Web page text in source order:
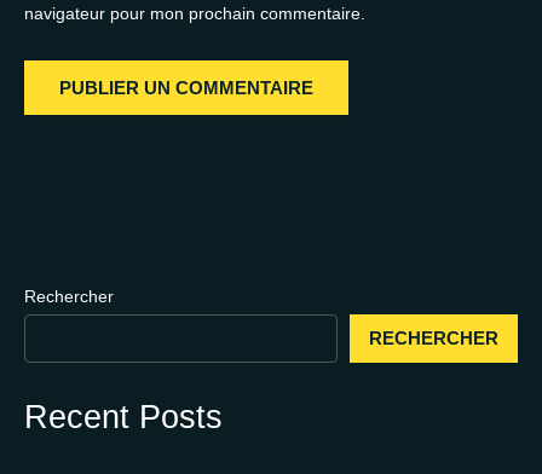
navigateur pour mon prochain commentaire.
Rechercher
RECHERCHER
Recent Posts